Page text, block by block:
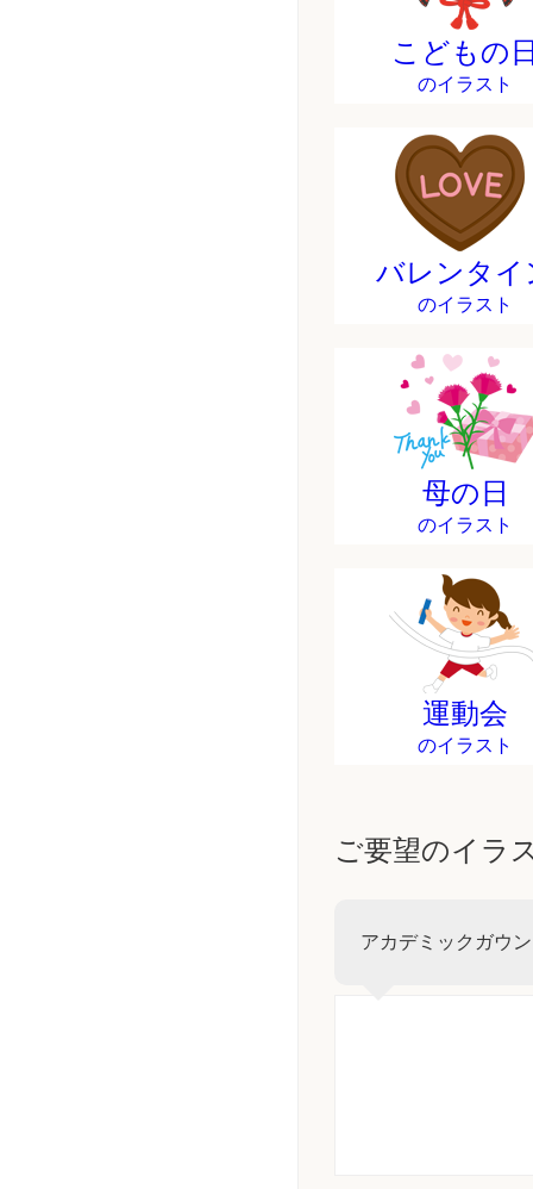
こどもの
のイラスト
バレンタイ
のイラスト
母の日
のイラスト
運動会
のイラスト
ご要望のイラ
アカデミックガウ